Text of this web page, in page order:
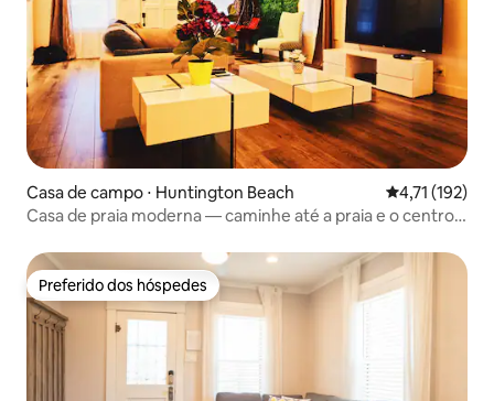
Casa de campo ⋅ Huntington Beach 4,71 de uma
4,71 (192)
Casa de praia moderna — caminhe até a praia e o centro
Preferido dos hóspedes
Preferido dos hóspedes